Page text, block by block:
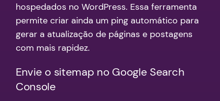
hospedados no WordPress. Essa ferramenta
permite criar ainda um ping automático para
gerar a atualização de páginas e postagens
com mais rapidez.
Envie o sitemap no Google Search
Console